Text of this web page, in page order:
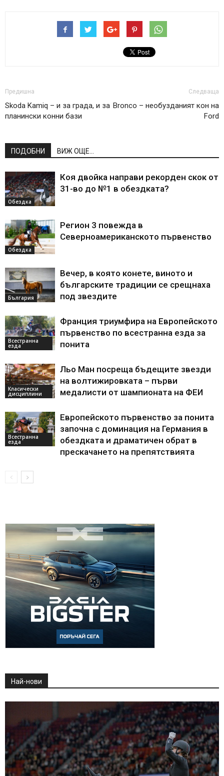
Предишна
Skoda Kamiq – и за града, и за
планински конни бази
Следваща
Bronco – необузданият кон на
Ford
ПОДОБНИ ВИЖ ОЩЕ...
Обездка
Коя двойка направи рекорден скок от
31-во до №1 в обездката?
Обездка
Регион 3 повежда в
Северноамериканското първенство
България
Вечер, в която конете, виното и
българските традиции се срещнаха
под звездите
Всестранна
езда
Франция триумфира на Европейското
първенство по всестранна езда за
понита
Класически
дисциплини
Льо Ман посреща бъдещите звезди
на волтижировката – първи
медалисти от шампионата на ФЕИ
Всестранна
езда
Европейското първенство за понита
започна с доминация на Германия в
обездката и драматичен обрат в
прескачането на препятствията
Най-нови